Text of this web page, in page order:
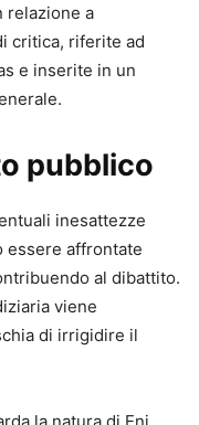
relazione a
critica, riferite ad
e inserite in un
pubblico
inesattezze
essere affrontate
al dibattito.
viene
di irrigidire il
la natura di Eni